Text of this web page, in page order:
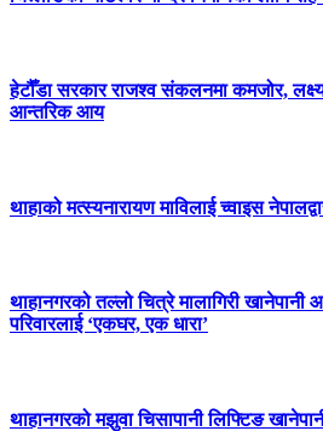
हेटौँडा सरकार राजश्व संकलनमा कमजोर,
आन्तरिक आय
थाहाको मत्स्यनारायण माविलाई च्वाइस
थाहानगरको तल्लो चित्रे मालागिरी
परिवारलाई ‘एकघर, एक धारा’
थाहानगरको मझुवा चिसापानी लिफ्टिङ